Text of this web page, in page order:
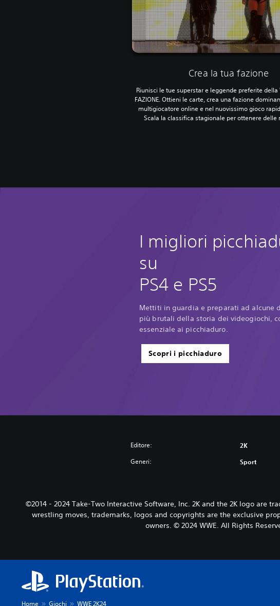
Crea la tua fazione
Riunisci le tue superstar e leggende preferite della
FAZIONE. Ottieni le carte, crea una fazione
multigiocatore online e nel nuovissimo gioco
Scala la classifica stagionale per ottenere delle
I migliori
su
PS4 e PS5
Mettiti in guardia e preparati ad alcune
più brutali della storia dei videogiochi,
essenziale ai picchiaduro.
Scopri i picchiaduro
Editore: 2K
Generi: Sport
©2014 - 2024 Take-Two Interactive Software, Inc. 2K and the 2K logo are
wrestling moves, trademarks, logos and copyrights are the exclusive
owners. © 2024 WWE. All Rights
Home Giochi WWE 2K24